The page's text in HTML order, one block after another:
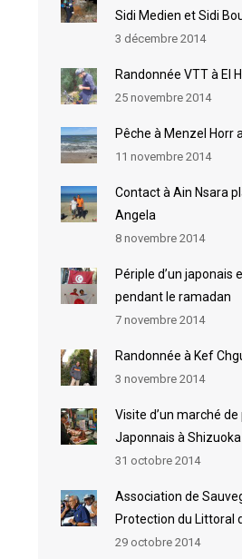
Sidi Medien et Sidi
3 décembre 2014
Randonnée VTT à El
25 novembre 2014
Pêche à Menzel Horr
11 novembre 2014
Contact à Ain Nsara
Angela
8 novembre 2014
Périple d’un japonais
pendant le ramadan
7 novembre 2014
Randonnée à Kef
3 novembre 2014
Visite d’un marché de
Japonnais à Shizuoka
31 octobre 2014
Association de
Protection du Littoral
29 octobre 2014